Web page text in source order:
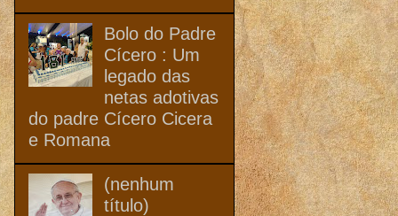
Bolo do Padre
Cícero : Um
legado das
netas adotivas
do padre Cícero Cicera
e Romana
(nenhum
título)